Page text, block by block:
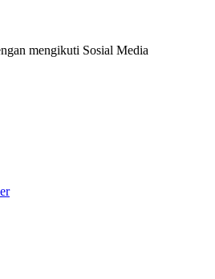
mengikuti Sosial Media